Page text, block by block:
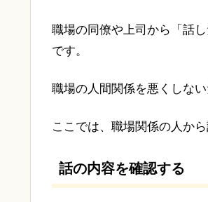
職場の同僚や上司から「話
です。
職場の人間関係を悪くしな
ここでは、職場関係の人か
話の内容を確認する